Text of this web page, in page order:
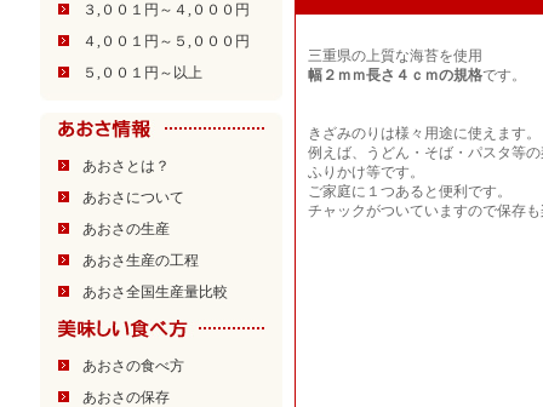
３,００１円～４,０００円
４,００１円～５,０００円
５,００１円～以上
あおさとは？
あおさについて
あおさの生産
あおさ生産の工程
あおさ全国生産量比較
あおさの食べ方
あおさの保存
三重県の上質な海苔を使用
幅２ｍｍ長さ４ｃｍの規格です。
きざみのりは様々用途に使えます。
例えば、うどん・そば・パスタ等
ふりかけ等です。
ご家庭に１つあると便利です。
チャックがついていますので保存